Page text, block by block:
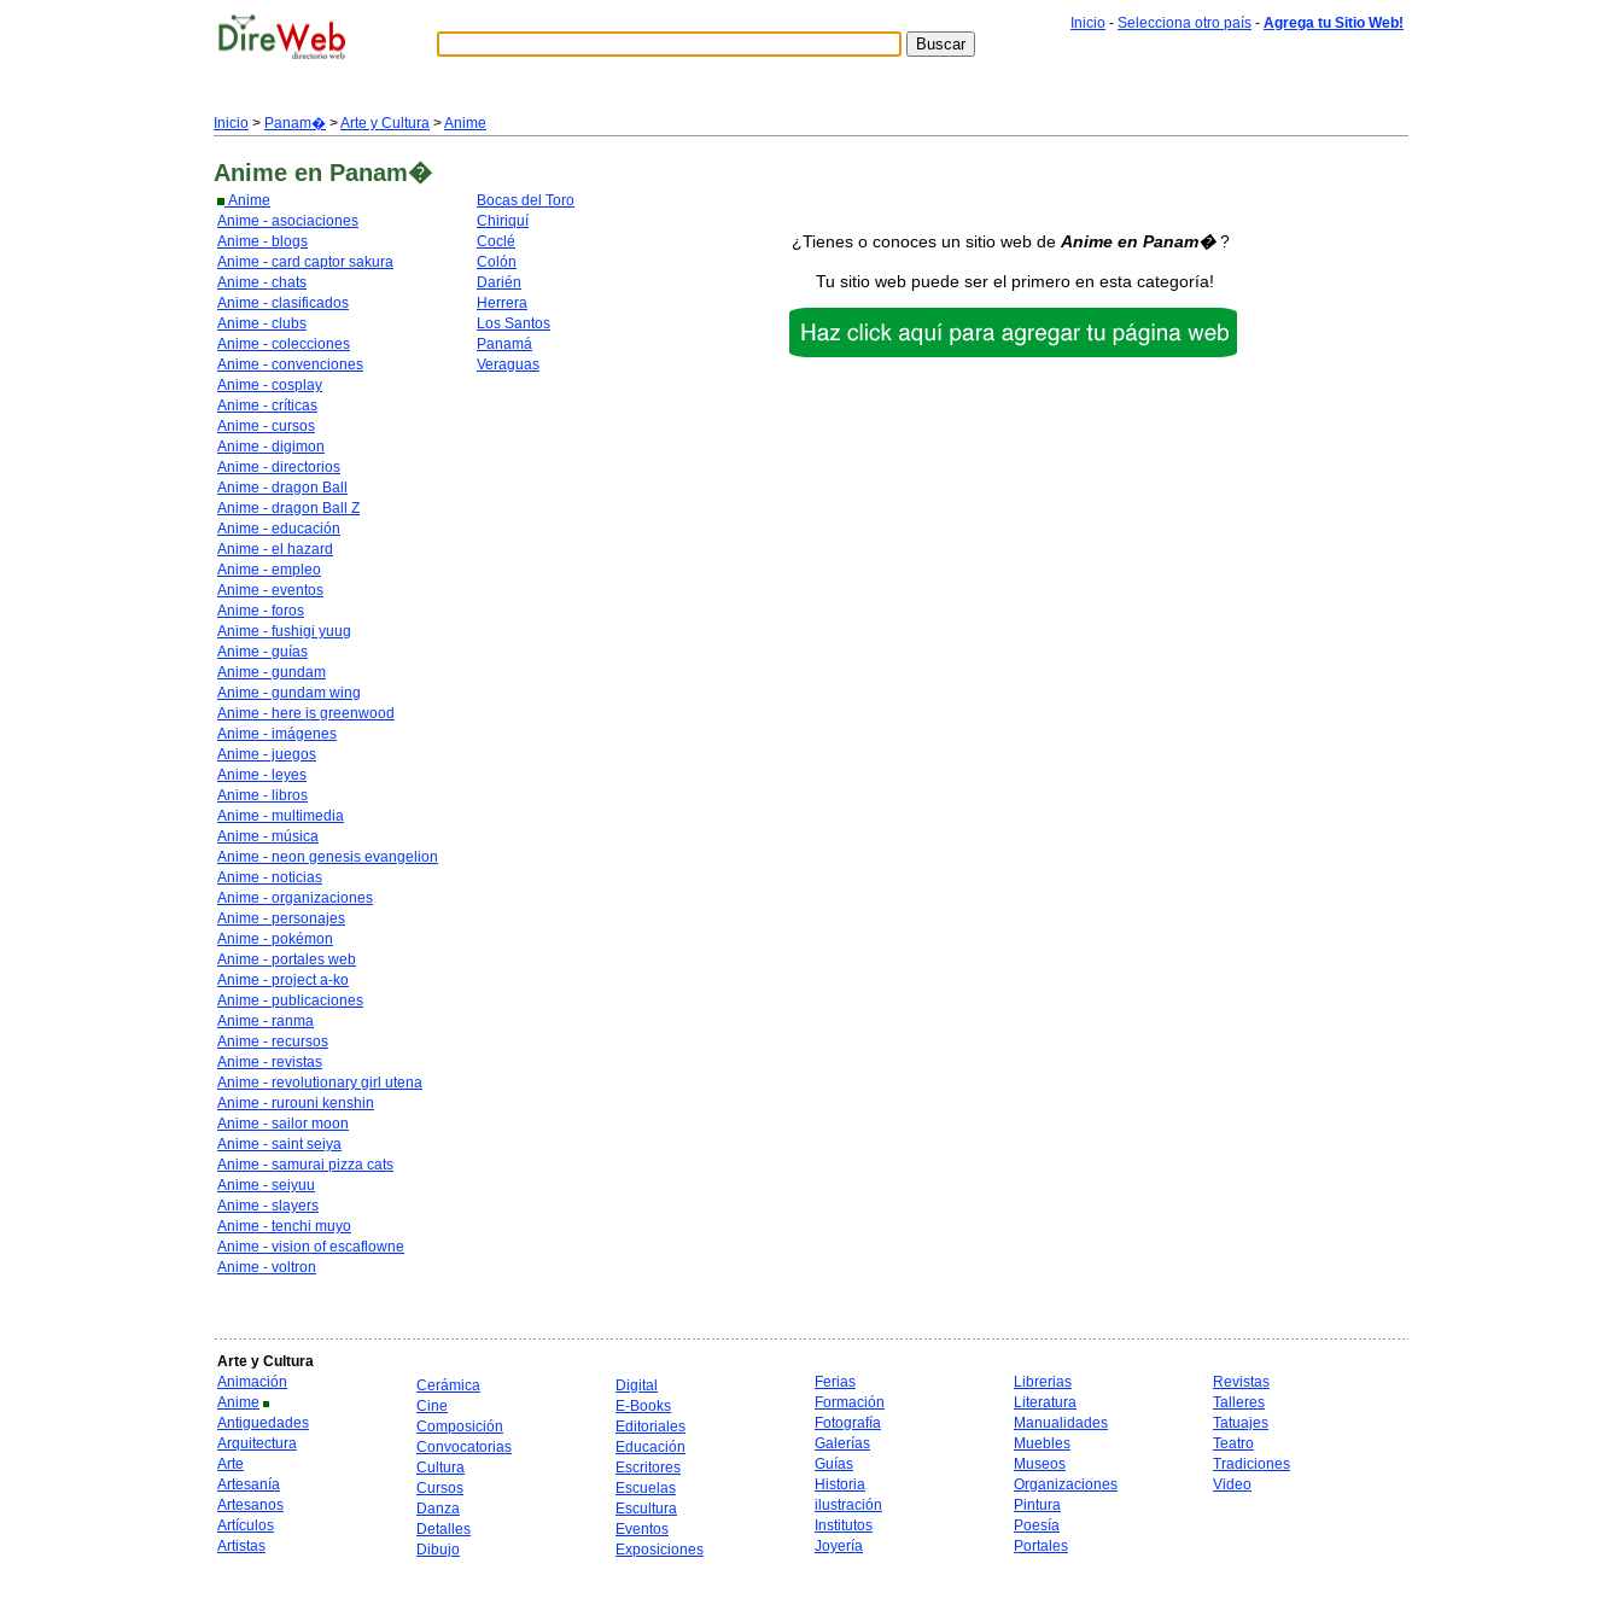
Inicio - Selecciona otro país - Agrega tu Sitio Web!
Inicio > Panam� >Arte y Cultura >Anime
Anime en Panam�
Anime
Anime - asociaciones
Anime - blogs
Anime - card captor sakura
Anime - chats
Anime - clasificados
Anime - clubs
Anime - colecciones
Anime - convenciones
Anime - cosplay
Anime - críticas
Anime - cursos
Anime - digimon
Anime - directorios
Anime - dragon Ball
Anime - dragon Ball Z
Anime - educación
Anime - el hazard
Anime - empleo
Anime - eventos
Anime - foros
Anime - fushigi yuug
Anime - guías
Anime - gundam
Anime - gundam wing
Anime - here is greenwood
Anime - imágenes
Anime - juegos
Anime - leyes
Anime - libros
Anime - multimedia
Anime - música
Anime - neon genesis evangelion
Anime - noticias
Anime - organizaciones
Anime - personajes
Anime - pokémon
Anime - portales web
Anime - project a-ko
Anime - publicaciones
Anime - ranma
Anime - recursos
Anime - revistas
Anime - revolutionary girl utena
Anime - rurouni kenshin
Anime - sailor moon
Anime - saint seiya
Anime - samurai pizza cats
Anime - seiyuu
Anime - slayers
Anime - tenchi muyo
Anime - vision of escaflowne
Anime - voltron
Bocas del Toro
Chiriquí
Coclé
Colón
Darién
Herrera
Los Santos
Panamá
Veraguas
¿Tienes o conoces un sitio web de Anime en Panam�?
Tu sitio web puede ser el primero en esta categoría!
Arte y Cultura
Animación
Anime
Antiguedades
Arquitectura
Arte
Artesanía
Artesanos
Artículos
Artistas
Cerámica
Cine
Composición
Convocatorias
Cultura
Cursos
Danza
Detalles
Dibujo
Digital
E-Books
Editoriales
Educación
Escritores
Escuelas
Escultura
Eventos
Exposiciones
Ferias
Formación
Fotografía
Galerías
Guías
Historia
ilustración
Institutos
Joyería
Librerias
Literatura
Manualidades
Muebles
Museos
Organizaciones
Pintura
Poesía
Portales
Revistas
Talleres
Tatuajes
Teatro
Tradiciones
Video